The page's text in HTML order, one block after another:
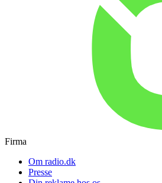
Firma
Om radio.dk
Presse